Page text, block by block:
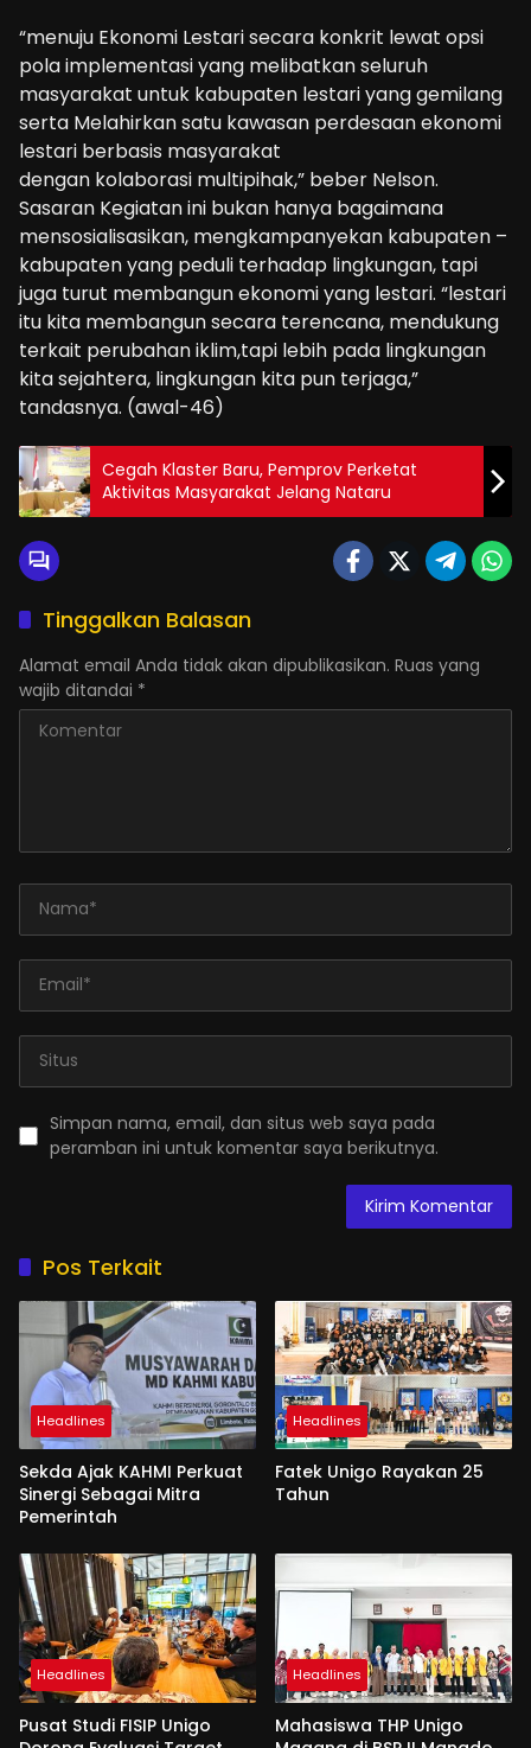
“menuju Ekonomi Lestari secara konkrit lewat opsi
pola implementasi yang melibatkan seluruh
masyarakat untuk kabupaten lestari yang gemilang
serta Melahirkan satu kawasan perdesaan ekonomi
lestari berbasis masyarakat
dengan kolaborasi multipihak,” beber Nelson.
Sasaran Kegiatan ini bukan hanya bagaimana
mensosialisasikan, mengkampanyekan kabupaten –
kabupaten yang peduli terhadap lingkungan, tapi
juga turut membangun ekonomi yang lestari. “lestari
itu kita membangun secara terencana, mendukung
terkait perubahan iklim,tapi lebih pada lingkungan
kita sejahtera, lingkungan kita pun terjaga,”
tandasnya. (awal-46)
Cegah Klaster Baru, Pemprov Perketat
Aktivitas Masyarakat Jelang Nataru
Tinggalkan Balasan
Alamat email Anda tidak akan dipublikasikan. Ruas yang
wajib ditandai *
Simpan nama, email, dan situs web saya pada
peramban ini untuk komentar saya berikutnya.
Pos Terkait
Headlines
Sekda Ajak KAHMI Perkuat
Sinergi Sebagai Mitra
Pemerintah
Headlines
Fatek Unigo Rayakan 25
Tahun
Headlines
Pusat Studi FISIP Unigo
Headlines
Mahasiswa THP Unigo